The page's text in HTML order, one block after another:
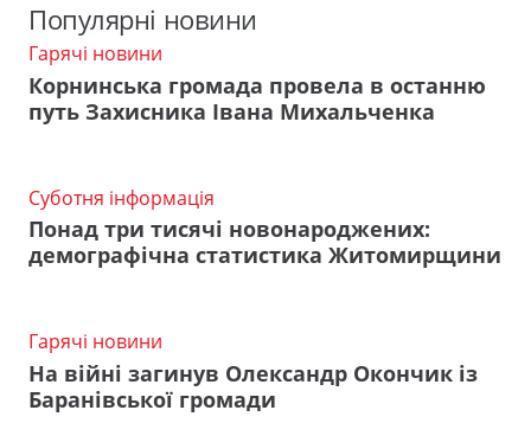
Популярні новини
Гарячі новини
Корнинська громада провела в останню
путь Захисника Івана Михальченка
Суботня інформація
Понад три тисячі новонароджених:
демографічна статистика Житомирщини
Гарячі новини
На війні загинув Олександр Окончик із
Баранівської громади